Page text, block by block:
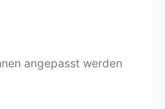
angepasst werden